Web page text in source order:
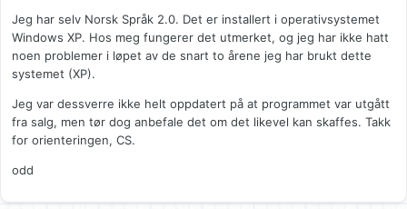
Jeg har selv Norsk Språk 2.0. Det er installert i operativsystemet
Windows XP. Hos meg fungerer det utmerket, og jeg har ikke hatt
noen problemer i løpet av de snart to årene jeg har brukt dette
systemet (XP).
Jeg var dessverre ikke helt oppdatert på at programmet var utgått
fra salg, men tør dog anbefale det om det likevel kan skaffes. Takk
for orienteringen, CS.
odd